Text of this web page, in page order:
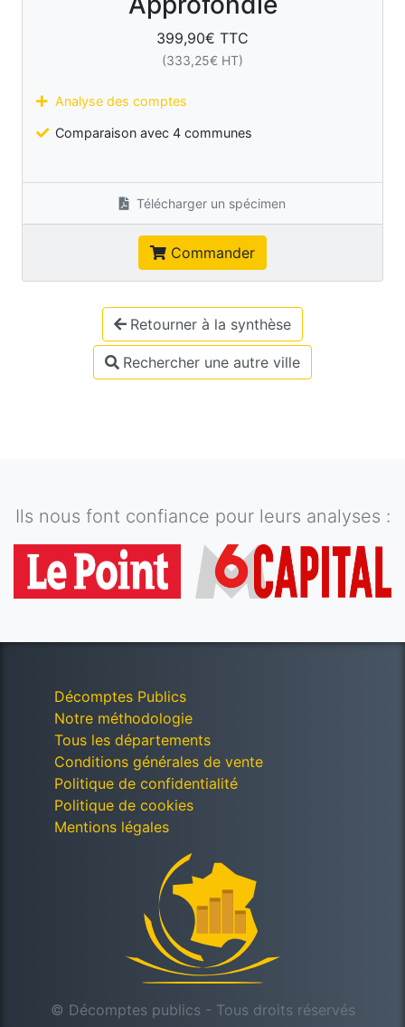
399,90€ TTC
(333,25€ HT)
Analyse des comptes
Comparaison avec 4 communes
Télécharger un spécimen
Commander
Retourner à la synthèse
Rechercher une autre ville
Ils nous font confiance pour leurs analyses :
Décomptes Publics
Notre méthodologie
Tous les départements
Conditions générales de vente
Politique de confidentialité
Politique de cookies
Mentions légales
© Décomptes publics - Tous droits réservés